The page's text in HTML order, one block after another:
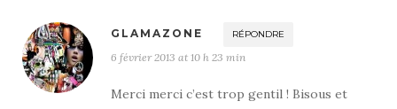
GLAMAZONE RÉPONDRE
6 février 2013 at 10 h 23 min
Merci merci c’est trop gentil ! Bisous et